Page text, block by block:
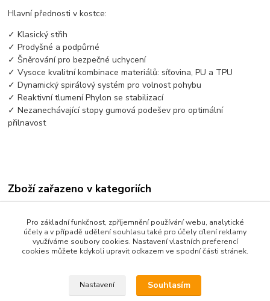
Hlavní přednosti v kostce:
✓ Klasický střih
✓ Prodyšné a podpůrné
✓ Šněrování pro bezpečné uchycení
✓ Vysoce kvalitní kombinace materiálů: síťovina, PU a TPU
✓ Dynamický spirálový systém pro volnost pohybu
✓ Reaktivní tlumení Phylon se stabilizací
✓ Nezanechávající stopy gumová podešev pro optimální
přilnavost
Zboží zařazeno v kategoriích
Pro základní funkčnost, zpříjemnění používání webu, analytické
účely a v případě udělení souhlasu také pro účely cílení reklamy
využíváme soubory cookies. Nastavení vlastních preferencí
cookies můžete kdykoli upravit odkazem ve spodní části stránek.
Nastavení Souhlasím